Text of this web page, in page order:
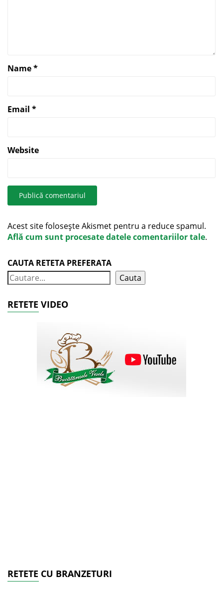
Name*
Email *
Website
Acest site folosește Akismet pentru a reduce spamul.
Află cum sunt procesate datele comentariilor tale.
CAUTA RETETA PREFERATA
Cauta
RETETE VIDEO
RETETE CU BRANZETURI